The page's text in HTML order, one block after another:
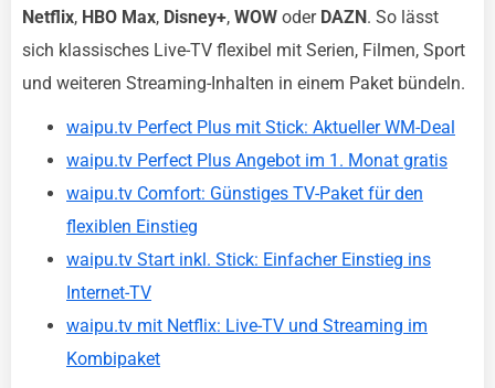
Netflix, HBO Max, Disney+, WOW oder DAZN. So lässt
sich klassisches Live-TV flexibel mit Serien, Filmen, Sport
und weiteren Streaming-Inhalten in einem Paket bündeln.
waipu.tv Perfect Plus mit Stick: Aktueller WM-Deal
waipu.tv Perfect Plus Angebot im 1. Monat gratis
waipu.tv Comfort: Günstiges TV-Paket für den
flexiblen Einstieg
waipu.tv Start inkl. Stick: Einfacher Einstieg ins
Internet-TV
waipu.tv mit Netflix: Live-TV und Streaming im
Kombipaket